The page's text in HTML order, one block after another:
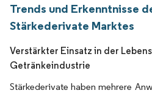
Trends und Erkenntnisse
Stärkederivate Marktes
Verstärkter Einsatz in der
Getränkeindustrie
Stärkederivate haben mehrere